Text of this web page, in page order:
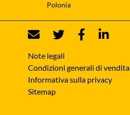
Polonia
Note legali
Condizioni generali di vendita
Informativa sulla privacy
Sitemap